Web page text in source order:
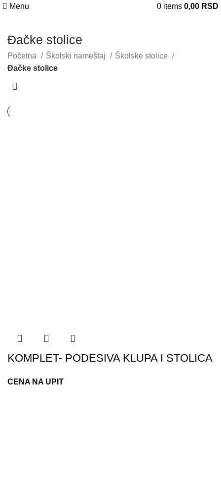
Menu 0 items 0,00 RSD
Đačke stolice
Početna Školski nameštaj
Školske stolice
Đačke stolice
KOMPLET- PODESIVA KLUPA I STOLICA
CENA NA UPIT